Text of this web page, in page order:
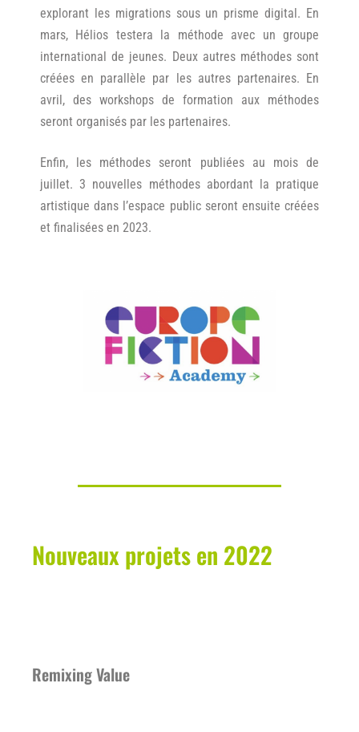
explorant les migrations sous un prisme digital. En
mars, Hélios testera la méthode avec un groupe
international de jeunes. Deux autres méthodes sont
créées en parallèle par les autres partenaires. En
avril, des workshops de formation aux méthodes
seront organisés par les partenaires.
Enfin, les méthodes seront publiées au mois de
juillet. 3 nouvelles méthodes abordant la pratique
artistique dans l’espace public seront ensuite créées
et finalisées en 2023.
Nouveaux projets en 2022
Remixing Value